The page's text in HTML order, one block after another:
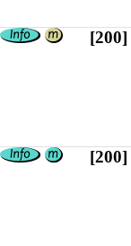
[200]
[200]